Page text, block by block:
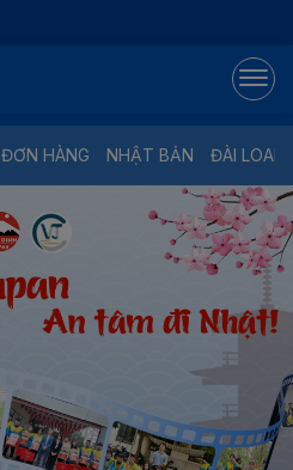
ĐƠN HÀNG NHẬT BẢN ĐÀI LOAN